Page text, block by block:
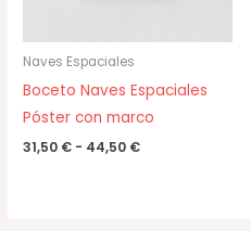
Naves Espaciales
Boceto Naves Espaciales
Póster con marco
31,50 € - 44,50 €